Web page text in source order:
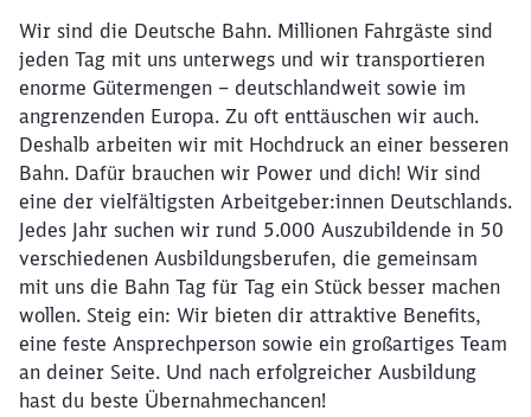
Wir sind die Deutsche Bahn. Millionen Fahrgäste sind
jeden Tag mit uns unterwegs und wir transportieren
enorme Gütermengen – deutschlandweit sowie im
angrenzenden Europa. Zu oft enttäuschen wir auch.
Deshalb arbeiten wir mit Hochdruck an einer besseren
Bahn. Dafür brauchen wir Power und dich! Wir sind
eine der vielfältigsten Arbeitgeber:innen Deutschlands.
Jedes Jahr suchen wir rund 5.000 Auszubildende in 50
verschiedenen Ausbildungsberufen, die gemeinsam
mit uns die Bahn Tag für Tag ein Stück besser machen
wollen. Steig ein: Wir bieten dir attraktive Benefits,
eine feste Ansprechperson sowie ein großartiges Team
an deiner Seite. Und nach erfolgreicher Ausbildung
hast du beste Übernahmechancen!